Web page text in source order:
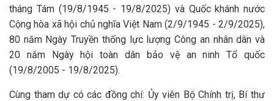
tháng Tám (19/8/1945 - 19/8/2025) và Quốc khánh nước
Cộng hòa xã hội chủ nghĩa Việt Nam (2/9/1945 - 2/9/2025),
80 năm Ngày Truyền thống lực lượng Công an nhân dân và
20 năm Ngày hội toàn dân bảo vệ an ninh Tổ quốc
(19/8/2005 - 19/8/2025).
Cùng tham dự có các đồng chí: Ủy viên Bộ Chính trị, Bí thư